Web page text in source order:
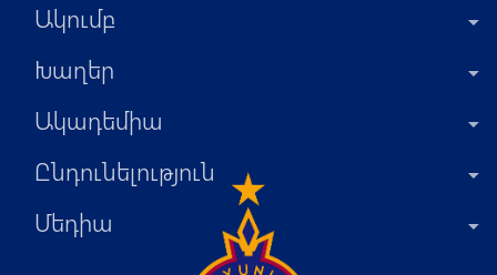
Ակումբ
Խաղեր
Ակադեմիա
Ընդունելություն
Մեդիա